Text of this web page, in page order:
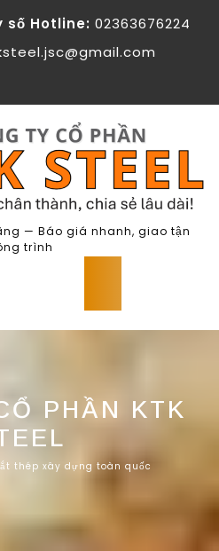
ty Co phan
số Hotline: 02363676224
— Báo giá nhanh, giao tận
trình
PHẦN KTK
thép xây dựng toàn quốc